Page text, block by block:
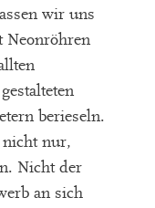
wir uns
Neonröhren
berieseln.
nicht nur,
Nicht der
an sich